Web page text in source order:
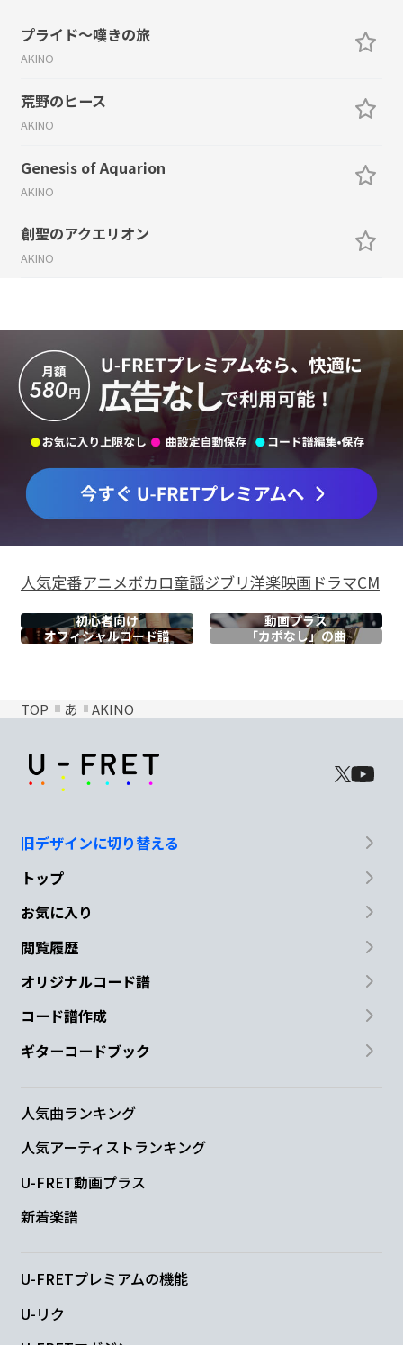
プライド～嘆きの旅
AKINO
荒野のヒース
AKINO
Genesis of Aquarion
AKINO
創聖のアクエリオン
AKINO
人気定番アニメボカロ童謡ジブリ洋楽映画ドラマCM
初心者向け
動画プラス
オフィシャルコード譜 「カポなし」の曲
TOP あ AKINO
旧デザインに切り替える
トップ
お気に入り
閲覧履歴
オリジナルコード譜
コード譜作成
ギターコードブック
人気曲ランキング
人気アーティストランキング
U-FRET動画プラス
新着楽譜
U-FRETプレミアムの機能
U-リク